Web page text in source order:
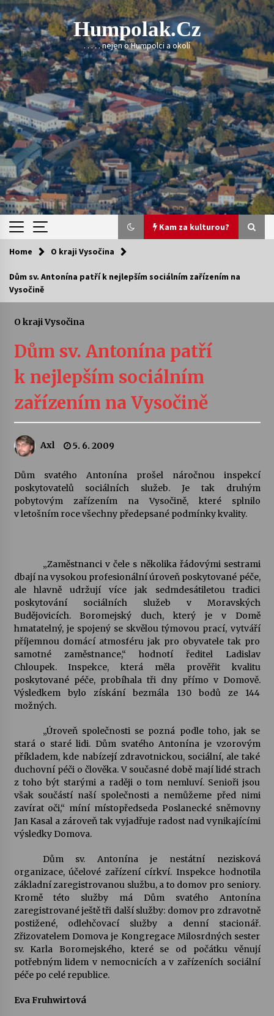
Skip
to
content
Humpolak.cz
. . . . . nejen o Humpolci a okolí
Kam za kulturou?
Kam za kulturou?
Vernisáž výstavy Josefíny Duškové: Stávám se
30. 7. 2026
Veselí muzikanti
30. 7. 2026
šedesátka: 28. 7.–1. 8. 2026
28. 7. 2026
Letní koncerty ve Stromovce: Kolchoz a
Votavžatský ploty
23. 7. 2026
Letní koncerty ve Stromovce: Rufus Miller
22. 7. 2026
Vysočinka
Ozvěny prázdnin
14. 7. 2026
Za kulturou kousek za Humpolec. V Želivě ožije
odkaz Josefa Čapka
13. 7. 2026
Varhanní recitál Michala Novenka v Klášteře
Želiv
3. 7. 2026
Petr Adamec – Malovaný svět
30. 6. 2026
Home O kraji Vysočina
Dům sv. Antonína patří k nejlepším sociálním zařízením na
Vysočině
O kraji Vysočina
Dům sv. Antonína patří
k nejlepším sociálním
zařízením na Vysočině
Axl 5. 6. 2009
Dům svatého Antonína prošel náročnou inspekcí
poskytovatelů sociálních služeb. Je tak druhým
pobytovým zařízením na Vysočině, které splnilo
v letošním roce všechny předepsané podmínky kvality.
„Zaměstnanci v čele s několika řádovými sestrami
dbají na vysokou profesionální úroveň poskytované péče,
ale hlavně udržují více jak sedmdesátiletou tradici
poskytování sociálních služeb v Moravských
Budějovicích. Boromejský duch, který je v Domě
hmatatelný, je spojený se skvělou týmovou prací, vytváří
příjemnou domácí atmosféru jak pro obyvatele tak pro
samotné zaměstnance,“ hodnotí ředitel Ladislav
Chloupek. Inspekce, která měla prověřit kvalitu
poskytované péče, probíhala tři dny přímo v Domově.
Výsledkem bylo získání bezmála 130 bodů ze 144
možných.
„Úroveň společnosti se pozná podle toho, jak se
stará o staré lidi. Dům svatého Antonína je vzorovým
příkladem, kde nabízejí zdravotnickou, sociální, ale také
duchovní péči o člověka. V současné době mají lidé strach
z toho být starými a raději o tom nemluví. Senioři jsou
však součástí naší společnosti a nemůžeme před nimi
zavírat oči,“ míní místopředseda Poslanecké sněmovny
Jan Kasal a zároveň tak vyjadřuje radost nad vynikajícími
výsledky Domova.
Dům sv. Antonína je nestátní nezisková
organizace, účelové zařízení církví. Inspekce hodnotila
základní zaregistrovanou službu, a to domov pro seniory.
Kromě této služby má Dům svatého Antonína
zaregistrované ještě tři další služby: domov pro zdravotně
postižené, odlehčovací služby a denní stacionář.
Zřizovatelem Domova je Kongregace Milosrdných sester
sv. Karla Boromejského, které se od počátku věnují
potřebným lidem v nemocnicích a v zařízeních sociální
péče po celé republice.
Eva Fruhwirtová